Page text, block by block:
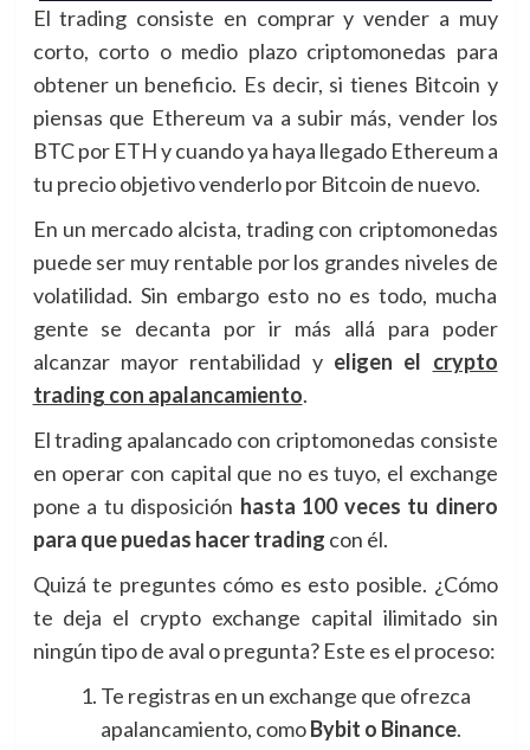
El trading consiste en comprar y vender a muy
corto, corto o medio plazo criptomonedas para
obtener un beneficio. Es decir, si tienes Bitcoin y
piensas que Ethereum va a subir más, vender los
BTC por ETH y cuando ya haya llegado Ethereum a
tu precio objetivo venderlo por Bitcoin de nuevo.
En un mercado alcista, trading con criptomonedas
puede ser muy rentable por los grandes niveles de
volatilidad. Sin embargo esto no es todo, mucha
gente se decanta por ir más allá para poder
alcanzar mayor rentabilidad yeligen el crypto
trading con apalancamiento.
El trading apalancado con criptomonedas consiste
en operar con capital que no es tuyo, el exchange
pone a tu disposición hasta 100 veces tu dinero
para que puedas hacer trading con él.
Quizá te preguntes cómo es esto posible. ¿Cómo
te deja el crypto exchange capital ilimitado sin
ningún tipo de aval o pregunta? Este es el proceso:
Te registras en un exchange que ofrezca
apalancamiento, comoBybit o Binance.